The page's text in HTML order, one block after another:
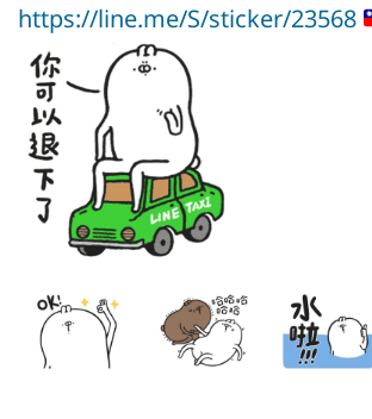
https://line.me/S/sticker/23568